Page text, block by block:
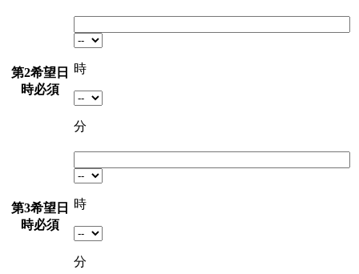
第2希望日
時必須
時
分
第3希望日
時必須
時
分